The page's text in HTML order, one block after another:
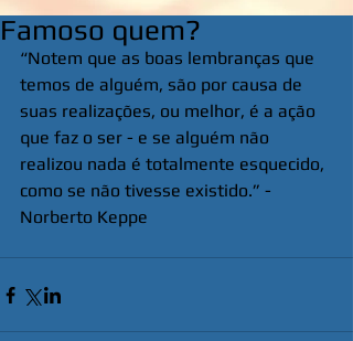
Famoso quem?
“Notem que as boas lembranças que
temos de alguém, são por causa de
suas realizações, ou melhor, é a ação
que faz o ser - e se alguém não
realizou nada é totalmente esquecido,
como se não tivesse existido.” -
Norberto Keppe